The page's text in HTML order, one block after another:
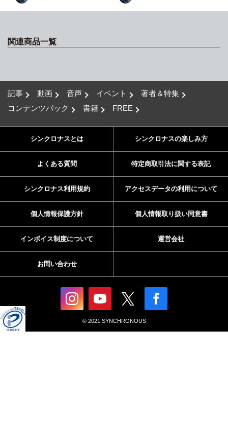
関連商品一覧
記事 動画 音声 イベント
著者＆特集
コンテンツパック
書籍 FREE
シンクロナスとは シンクロナスの楽しみ方
よくある質問 特定商取引法に関する表記
シンクロナス利用規約 アクセスデータの利用について
個人情報保護方針 個人情報取り扱い同意書
インボイス制度について 運営会社
お問い合わせ
© 2021 SYNCHRONOUS